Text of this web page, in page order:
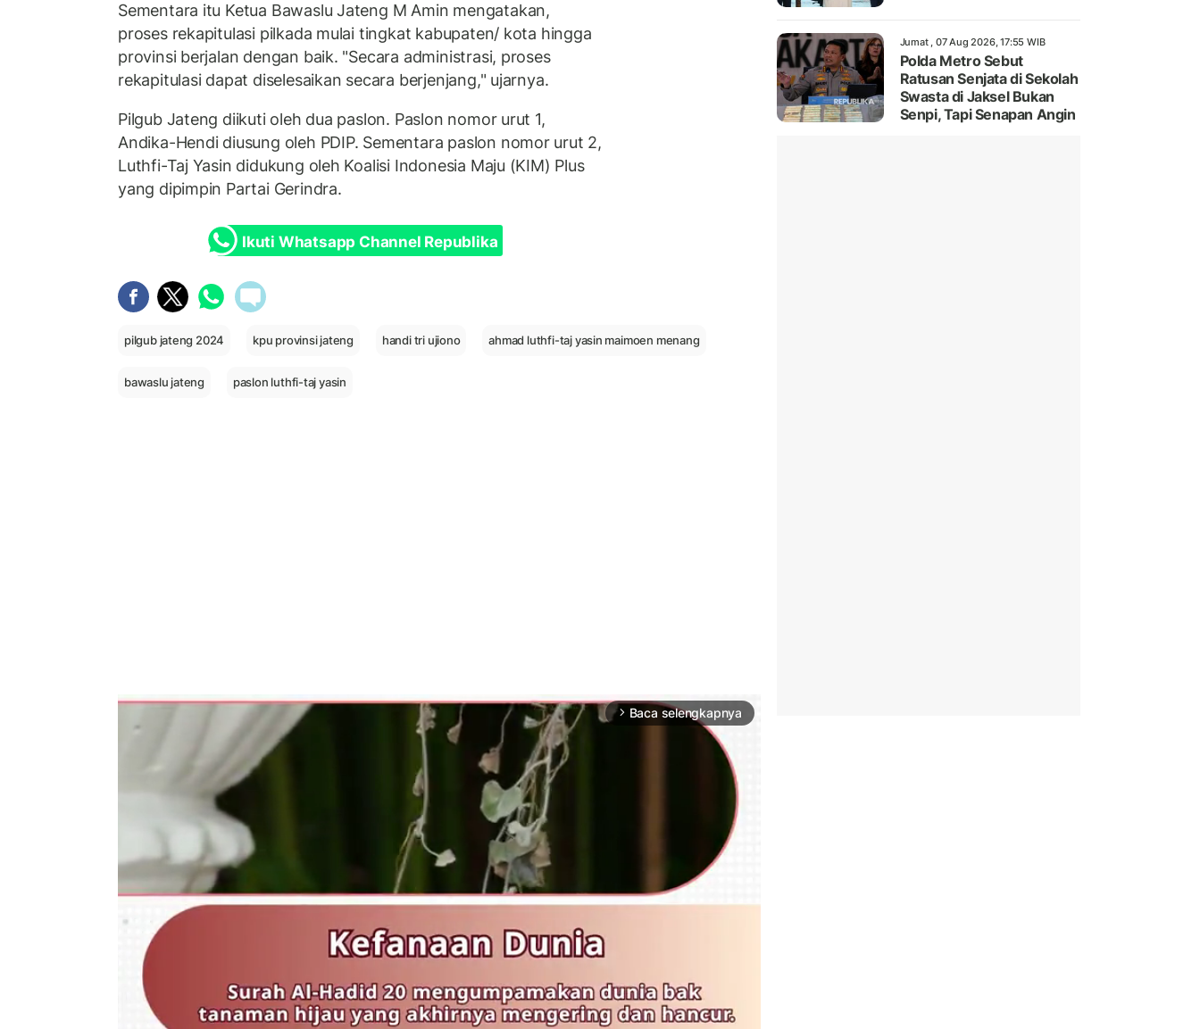
Sementara itu Ketua Bawaslu Jateng M Amin mengatakan,
proses rekapitulasi pilkada mulai tingkat kabupaten/ kota hingga
provinsi berjalan dengan baik. "Secara administrasi, proses
rekapitulasi dapat diselesaikan secara berjenjang," ujarnya.
Pilgub Jateng diikuti oleh dua paslon. Paslon nomor urut 1,
Andika-Hendi diusung oleh PDIP. Sementara paslon nomor urut 2,
Luthfi-Taj Yasin didukung oleh Koalisi Indonesia Maju (KIM) Plus
yang dipimpin Partai Gerindra.
Ikuti Whatsapp Channel Republika
pilgub jateng 2024 kpu provinsi jateng handi tri ujiono ahmad luthfi-taj yasin maimoen menang
bawaslu jateng paslon luthfi-taj yasin
arrow_forward_ios Baca selengkapnya
Jumat , 07 Aug 2026, 17:55 WIB
Polda Metro Sebut
Ratusan Senjata di Sekolah
Swasta di Jaksel Bukan
Senpi, Tapi Senapan Angin